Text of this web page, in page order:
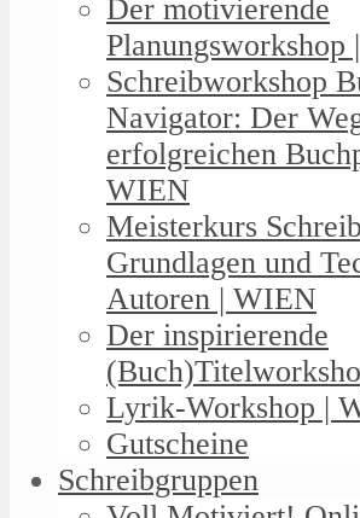
Der motivierende
Schreibworkshop
Navigator: Der
erfolgreichen
WIEN
Meisterkurs
Grundlagen und
Autoren | WIEN
Der inspirierende
Lyrik-Workshop |
Gutscheine
Schreibgruppen